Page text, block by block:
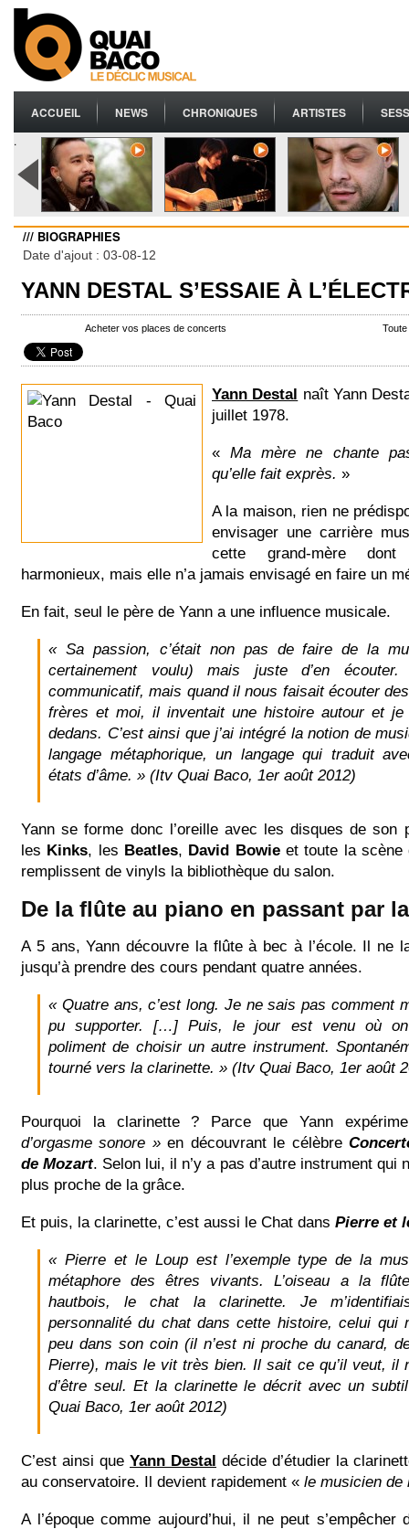
ACCUEIL NEWS CHRONIQUES ARTISTES
.
/// BIOGRAPHIES
Date d'ajout : 03-08-12
YANN DESTAL S’ESSAIE À
Acheter vos places de concerts
Yann Destal naît Yann
juillet 1978.
«Ma mère ne chante
qu’elle fait exprès. »
A la maison, rien ne
envisager une carrière
cette grand-mère
harmonieux, mais elle n’a jamais envisagé en faire un
En fait, seul le père de Yann a une influence musicale.
« Sa passion, c’était non pas de faire de la
certainement voulu) mais juste d’en
communicatif, mais quand il nous faisait écouter
frères et moi, il inventait une histoire autour et
dedans. C’est ainsi que j’ai intégré la notion de
langage métaphorique, un langage qui traduit
états d’âme. » (Itv Quai Baco, 1er août 2012)
Yann se forme donc l’oreille avec les disques de son
les Kinks, les Beatles, David Bowieet toute la scène
remplissent de vinyls la bibliothèque du salon.
De la flûte au piano en passant par
A 5 ans, Yann découvre la flûte à bec à l’école. Il ne
jusqu’à prendre des cours pendant quatre années.
« Quatre ans, c’est long. Je ne sais pas comment
pu supporter. […] Puis, le jour est venu où on
poliment de choisir un autre instrument.
tourné vers la clarinette. » (Itv Quai Baco, 1er août
Pourquoi la clarinette ? Parce que Yann
d’orgasme sonore »en découvrant le célèbre
de Mozart. Selon lui, il n’y a pas d’autre instrument qui
plus proche de la grâce.
Et puis, la clarinette, c’est aussi le Chat dans Pierre et
« Pierre et le Loup est l’exemple type de la
métaphore des êtres vivants. L’oiseau a la
hautbois, le chat la clarinette. Je
personnalité du chat dans cette histoire, celui qui
peu dans son coin (il n’est ni proche du canard,
Pierre), mais le vit très bien. Il sait ce qu’il veut, il
d’être seul. Et la clarinette le décrit avec un
Quai Baco, 1er août 2012)
C’est ainsi que Yann Destal décide d’étudier la
au conservatoire. Il devient rapidement « le musicien de
A l’époque comme aujourd’hui, il ne peut s’empêcher